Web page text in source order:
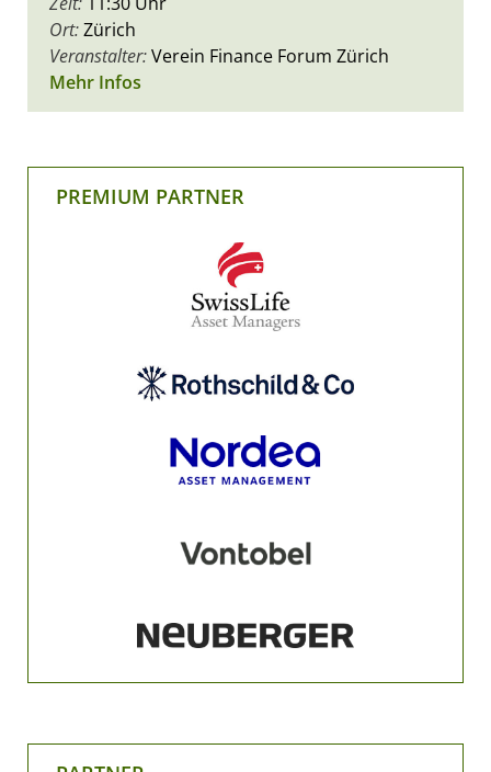
Ort:Zürich
Veranstalter:Verein Finance Forum Zürich
Mehr Infos
PREMIUM PARTNER